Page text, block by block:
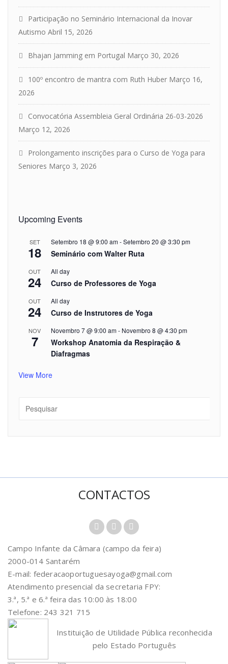
Participação no Seminário Internacional da Inovar
Autismo Abril 15, 2026
Bhajan Jamming em Portugal Março 30, 2026
100º encontro de mantra com Ruth Huber Março 16,
2026
Convocatória Assembleia Geral Ordinária 26-03-2026
Março 12, 2026
Prolongamento inscrições para o Curso de Yoga para
Seniores Março 3, 2026
Upcoming Events
SET
18
Setembro 18 @ 9:00 am-Setembro 20 @ 3:30 pm
Seminário com Walter Ruta
OUT
24
All day
Curso de Professores de Yoga
OUT
24
All day
Curso de Instrutores de Yoga
NOV
7
Novembro 7 @ 9:00 am- Novembro 8 @ 4:30 pm
Workshop Anatomia da Respiração &
Diafragmas
View More
CONTACTOS
Campo Infante da Câmara (campo da feira)
2000-014 Santarém
E-mail: federacaoportuguesayoga@gmail.com
Atendimento presencial da secretaria FPY:
3.ª, 5.ª e 6.ª feira das 10:00 às 18:00
Telefone: 243 321 715
Instituição de Utilidade Pública reconhecida
pelo Estado Português